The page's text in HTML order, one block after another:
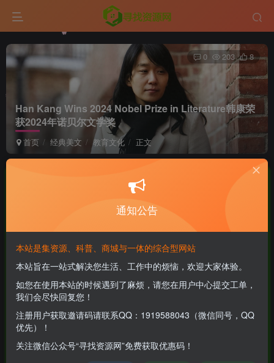
Han Kang Wins 2024 Nobel Prize in Literature韩康荣
获2024年诺贝尔文学奖
首页 经典美文 教育文化 正文
0 203 8
良好 · 560
此内容为付费资源，请付费后查看
￥2 限时特惠
￥10
通知公告
本站是集资源、科普、商城与一体的综合型网站
本站旨在一站式解决您生活、工作中的烦恼，欢迎大家体验。
如您在使用本站的时候遇到了麻烦，请您在用户中心提交工单，
我们会尽快回复您！
注册用户获取邀请码请联系QQ：1919588043（微信同号，QQ
优先）！
关注微信公众号“寻找资源网”免费获取优惠码！